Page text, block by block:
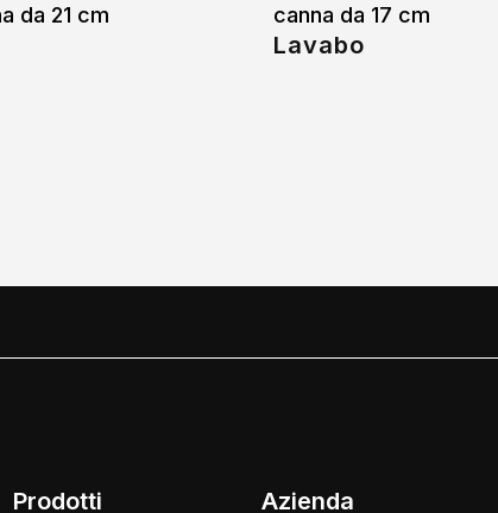
da 21 cm
canna da 17 cm
Lavabo
Prodotti Azienda